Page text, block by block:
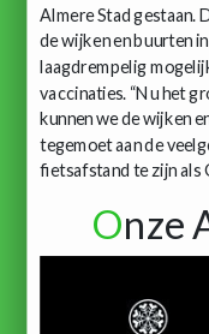
Almere Stad gestaan.
de wijken en buurten
laagdrempelig
vaccinaties. “Nu het
kunnen we de wijken
tegemoet aan de
fietsafstand te zijn als
Onze